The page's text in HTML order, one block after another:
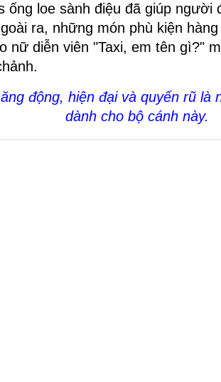
ống loe sành điệu đã giúp người
ra, những món phù kiện
nữ diễn viên "Taxi, em tên gì?"
động, hiện đại và quyến rũ là
dành cho bộ cánh này.